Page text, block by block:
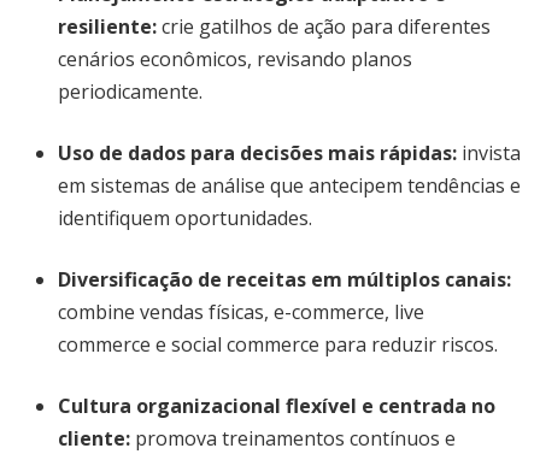
resiliente:crie gatilhos de ação para diferentes
cenários econômicos, revisando planos
periodicamente.
Uso de dados para decisões mais rápidas: invista
em sistemas de análise que antecipem tendências e
identifiquem oportunidades.
Diversificação de receitas em múltiplos canais:
combine vendas físicas, e-commerce, live
commerce e social commerce para reduzir riscos.
Cultura organizacional flexível e centrada no
cliente: promova treinamentos contínuos e